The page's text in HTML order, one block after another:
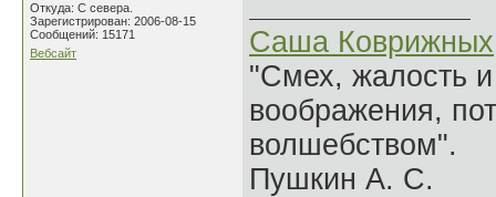
Откуда: С севера.
Зарегистрирован: 2006-08-15
Сообщений: 15171
Вебсайт
Саша Коврижных
"Смех, жалость
воображения,
волшебством".
Пушкин А. С.